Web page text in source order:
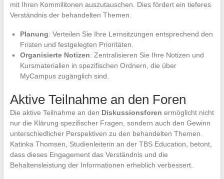
mit Ihren Kommilitonen auszutauschen. Dies fördert ein tieferes
Verständnis der behandelten Themen.
Planung: Verteilen Sie Ihre Lernsitzungen entsprechend den
Fristen und festgelegten Prioritäten.
Organisierte Notizen: Zentralisieren Sie Ihre Notizen und
Kursmaterialien in spezifischen Ordnern, die über
MyCampus zugänglich sind.
Aktive Teilnahme an den Foren
Die aktive Teilnahme an den Diskussionsforen ermöglicht nicht
nur die Klärung spezifischer Fragen, sondern auch den Gewinn
unterschiedlicher Perspektiven zu den behandelten Themen.
Katinka Thomsen, Studienleiterin an der TBS Education, betont,
dass dieses Engagement das Verständnis und die
Behaltensleistung der Informationen erheblich verbessert.